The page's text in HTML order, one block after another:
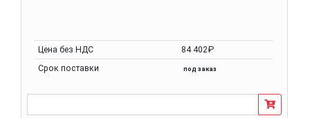
Цена без НДС
84 402₽
Срок поставки
под заказ